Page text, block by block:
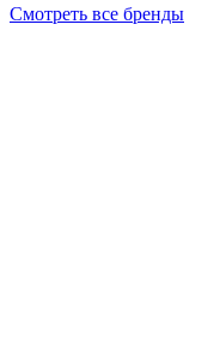
Смотреть все бренды